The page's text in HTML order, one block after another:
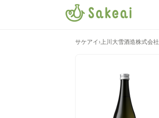
サケアイ ›上川大雪酒造株式会社